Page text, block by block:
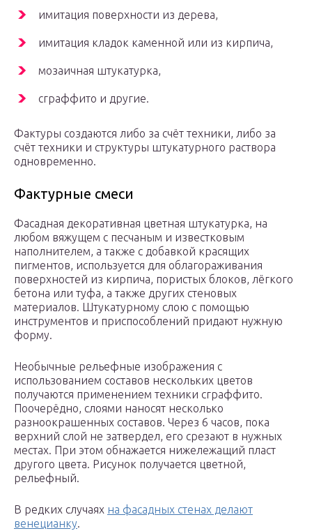
имитация поверхности из дерева,
имитация кладок каменной или из кирпича,
мозаичная штукатурка,
сграффито и другие.
Фактуры создаются либо за счёт техники, либо за
счёт техники и структуры штукатурного раствора
одновременно.
Фактурные смеси
Фасадная декоративная цветная штукатурка, на
любом вяжущем с песчаным и известковым
наполнителем, а также с добавкой красящих
пигментов, используется для облагораживания
поверхностей из кирпича, пористых блоков, лёгкого
бетона или туфа, а также других стеновых
материалов. Штукатурному слою с помощью
инструментов и приспособлений придают нужную
форму.
Необычные рельефные изображения с
использованием составов нескольких цветов
получаются применением техники сграффито.
Поочерёдно, слоями наносят несколько
разноокрашенных составов. Через 6 часов, пока
верхний слой не затвердел, его срезают в нужных
местах. При этом обнажается нижележащий пласт
другого цвета. Рисунок получается цветной,
рельефный.
В редких случаях на фасадных стенах делают
венецианку.